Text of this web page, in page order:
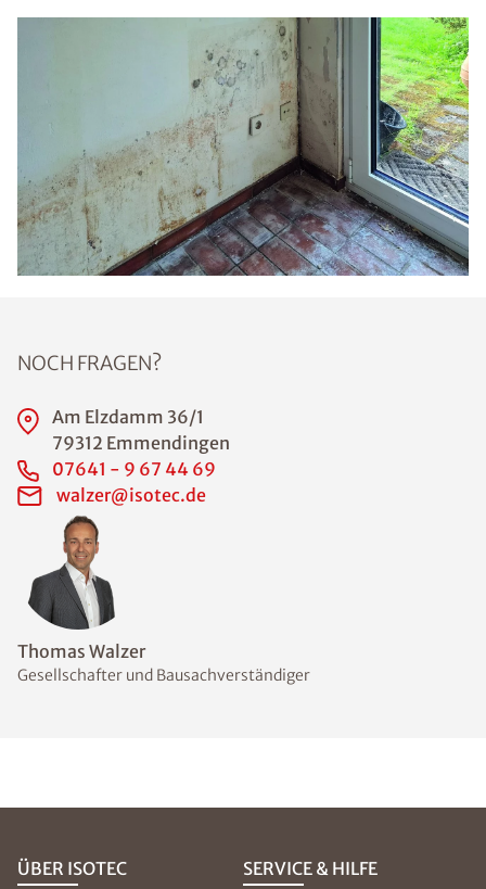
Thomas Walzer
Gesellschafter und Bausachverständiger
NOCH FRAGEN?
Am Elzdamm 36/1
79312 Emmendingen
07641 - 9 67 44 69
walzer@isotec.de
ÜBER ISOTEC SERVICE & HILFE